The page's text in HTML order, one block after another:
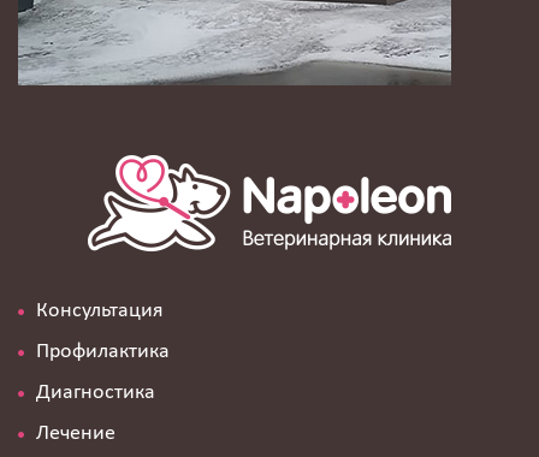
Консультация
Профилактика
Диагностика
Лечение